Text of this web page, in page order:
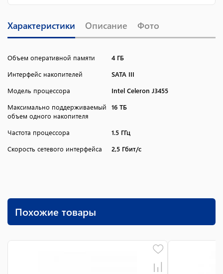
Характеристики Описание Фото
Объем оперативной памяти
4 ГБ
Интерфейс накопителей
SATA III
Модель процессора
Intel Celeron J3455
Максимально поддерживаемый
объем одного накопителя
16 ТБ
Частота процессора
1.5 ГГц
Скорость сетевого интерфейса
2,5 Гбит/c
Похожие товары